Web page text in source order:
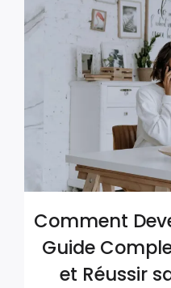
Comment
Guide
et Réussir